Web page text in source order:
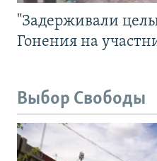
"Задерживали
Гонения на
Выбор Свободы